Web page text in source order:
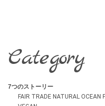
Category
7つのストーリー
FAIR TRADE NATURAL OCEAN